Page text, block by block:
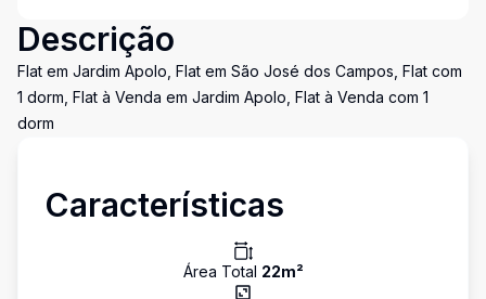
Descrição
Flat em Jardim Apolo, Flat em São José dos Campos, Flat com
1 dorm, Flat à Venda em Jardim Apolo, Flat à Venda com 1
dorm
Características
Área Total 22m²